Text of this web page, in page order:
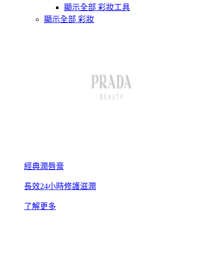
顯示全部 彩妝工具
顯示全部 彩妝
經典潤唇膏
長效24小時修護滋潤
了解更多